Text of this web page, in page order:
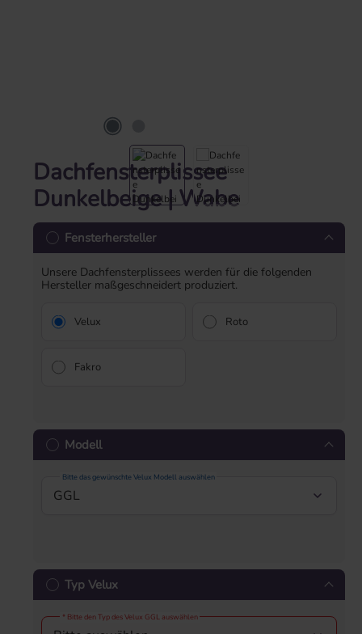
Dachfensterplissee
Dunkelbeige | Wabe
Fensterhersteller
Unsere Dachfensterplissees werden für die folgenden
Hersteller maßgeschneidert produziert.
Velux Roto
Fakro
Modell
Bitte das gewünschte Velux Modell auswählen
Typ Velux
* Bitte den Typ des Velux GGL auswählen